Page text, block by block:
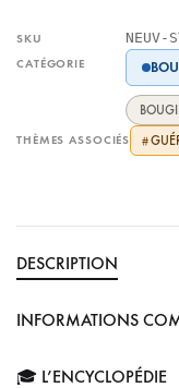
SKU NEUV-
CATÉGORIE
THÈMES ASSOCIÉS #
DESCRIPTION
INFORMATIONS
🎓 L’ENCYCLOPÉDIE